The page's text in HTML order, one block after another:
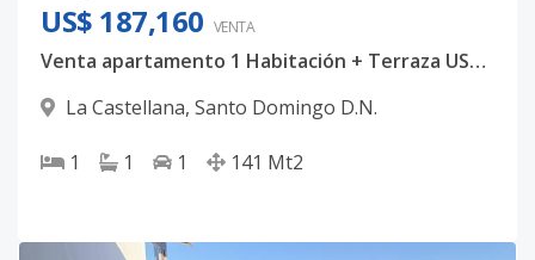
US$ 187,160 VENTA
Venta apartamento 1 Habitación + Terraza US$187,160 - La Castellana
La Castellana, Santo Domingo D.N.
1 1 1 141 Mt2